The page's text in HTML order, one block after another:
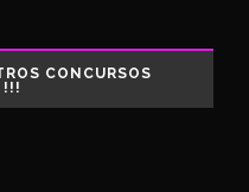
CONCURSOS
!!!